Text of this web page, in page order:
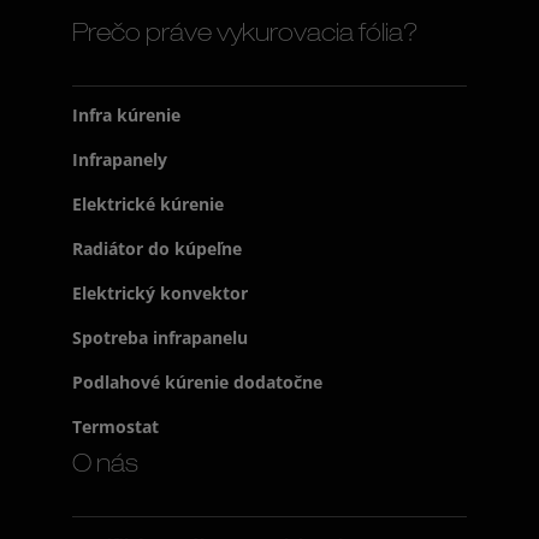
Prečo práve vykurovacia fólia?
Infra kúrenie
Infrapanely
Elektrické kúrenie
Radiátor do kúpeľne
Elektrický konvektor
Spotreba infrapanelu
Podlahové kúrenie dodatočne
Termostat
O nás